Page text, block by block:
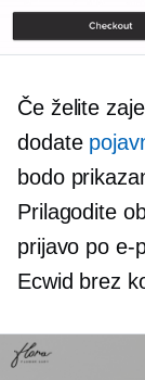
Če želite
dodate
bodo
Prilagodite
prijavo po e-
Ecwid brez